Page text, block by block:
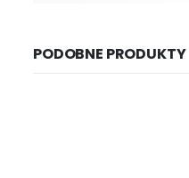
PODOBNE PRODUKTY